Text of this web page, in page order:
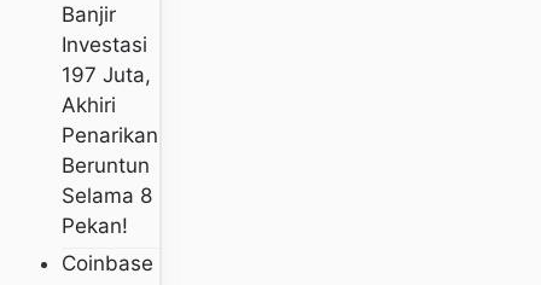
Banjir
Investasi
197 Juta,
Akhiri
Penarikan
Beruntun
Selama 8
Pekan!
Coinbase